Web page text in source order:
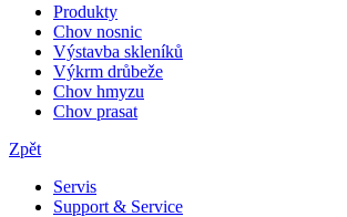
Produkty
Chov nosnic
Výstavba skleníků
Výkrm drůbeže
Chov hmyzu
Chov prasat
Zpět
Servis
Support & Service